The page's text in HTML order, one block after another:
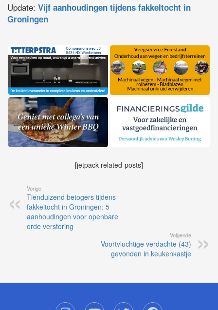
Update: Vijf aanhoudingen tijdens fakkeltocht in
Groningen
[jetpack-related-posts]
Vorige
Tienduizend betogers tijdens
fakkeltocht in Groningen: 5
aanhoudingen voor openbare
orde verstoring
Volgende
Voortvluchtige verdachte (43)
gevonden in keukenkastje